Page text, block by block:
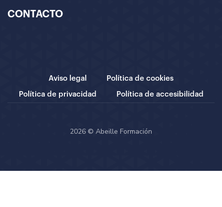
CONTACTO
Aviso legal Política de cookies
Política de privacidad Política de accesibilidad
2026 © Abeille Formación